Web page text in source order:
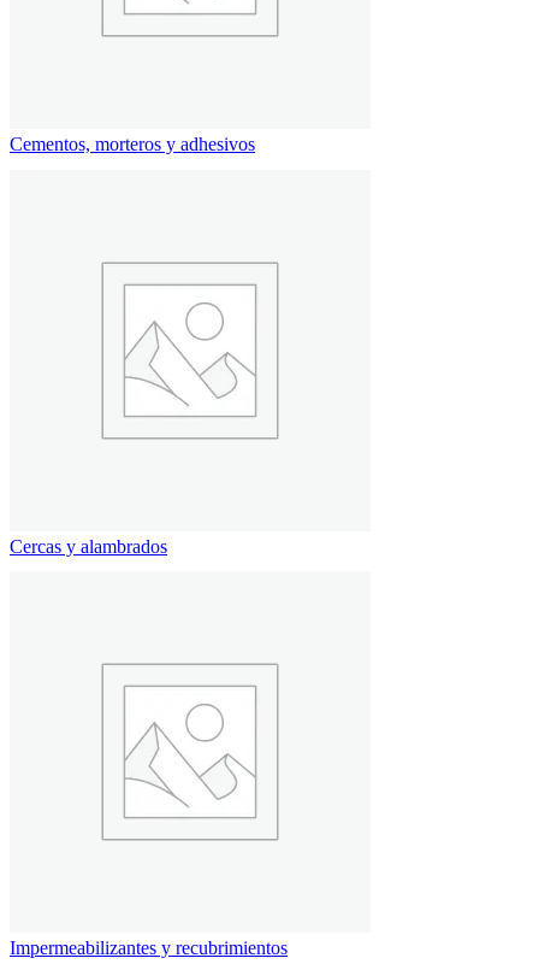
Cementos, morteros y adhesivos
Cercas y alambrados
Impermeabilizantes y recubrimientos